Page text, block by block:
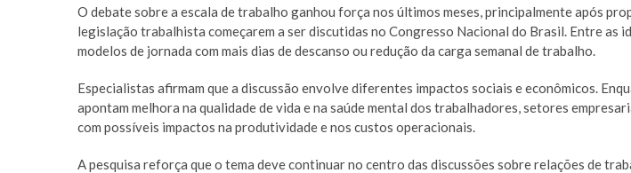
O debate sobre a escala de trabalho ganhou força nos últimos meses, principalmente após
legislação trabalhista começarem a ser discutidas no Congresso Nacional do Brasil. Entre as
modelos de jornada com mais dias de descanso ou redução da carga semanal de trabalho.
Especialistas afirmam que a discussão envolve diferentes impactos sociais e econômicos.
apontam melhora na qualidade de vida e na saúde mental dos trabalhadores, setores
com possíveis impactos na produtividade e nos custos operacionais.
A pesquisa reforça que o tema deve continuar no centro das discussões sobre relações de